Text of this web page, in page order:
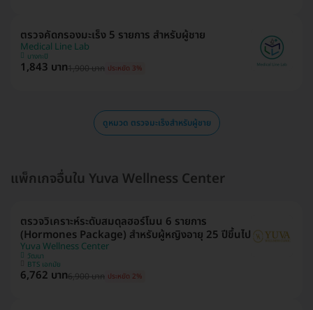
ตรวจคัดกรองมะเร็ง 5 รายการ สำหรับผู้ชาย
Medical Line Lab
บางกะปิ
1,843 บาท1,900 บาท ประหยัด 3%
ดูหมวด ตรวจมะเร็งสำหรับผู้ชาย
แพ็กเกจอื่นใน Yuva Wellness Center
ตรวจวิเคราะห์ระดับสมดุลฮอร์โมน 6 รายการ
(Hormones Package) สำหรับผู้หญิงอายุ 25 ปีขึ้นไป
Yuva Wellness Center
วัฒนา
BTS เอกมัย
6,762 บาท6,900 บาท ประหยัด 2%